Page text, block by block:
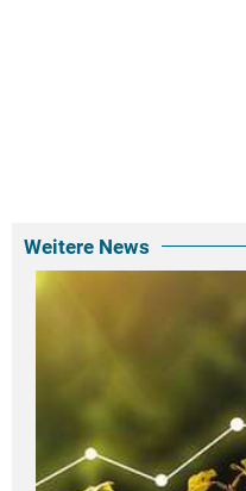
Weitere News